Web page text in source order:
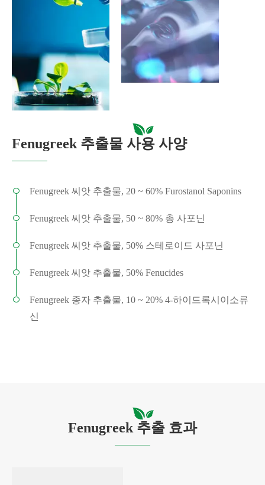
Fenugreek 추출물 사용 사양
Fenugreek 씨앗 추출물, 20 ~ 60% Furostanol Saponins
Fenugreek 씨앗 추출물, 50 ~ 80% 총 사포닌
Fenugreek 씨앗 추출물, 50% 스테로이드 사포닌
Fenugreek 씨앗 추출물, 50% Fenucides
Fenugreek 종자 추출물, 10 ~ 20% 4-하이드록시이소류
신
Fenugreek 추출 효과